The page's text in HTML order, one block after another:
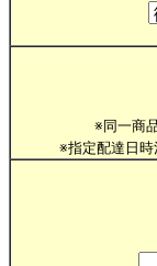
※同一商
※指定配達日